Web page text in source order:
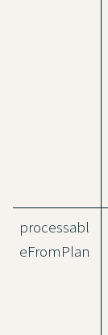
processabl
eFromPlan